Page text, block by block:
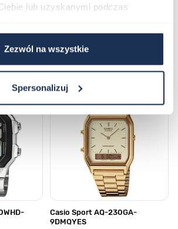
lub uzyskanymi podczas
Zezwól na wszystkie
Spersonalizuj
kupowane
karuzeli jest możliwe za pomocą
karuzelę
nawigacji karuzeli
Casio Sport AQ-230GA-
9DMQYES